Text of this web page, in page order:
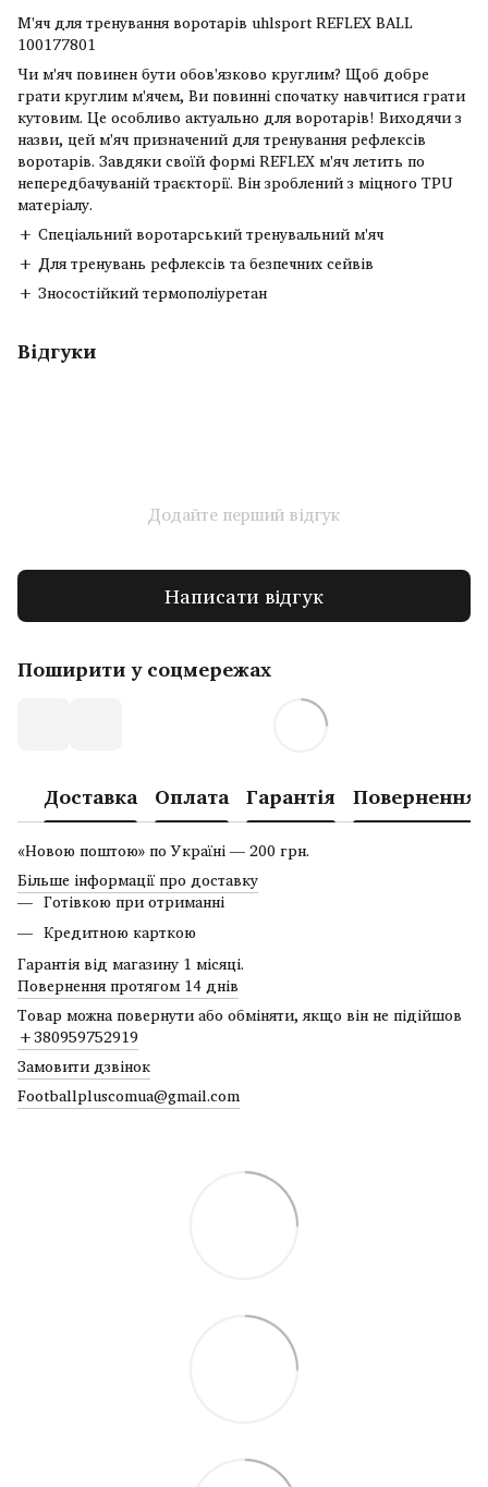
М'яч для тренування воротарів uhlsport REFLEX BALL
100177801
Чи м'яч повинен бути обов'язково круглим? Щоб добре
грати круглим м'ячем, Ви повинні спочатку навчитися грати
кутовим. Це особливо актуально для воротарів! Виходячи з
назви, цей м'яч призначений для тренування рефлексів
воротарів. Завдяки своїй формі REFLEX м'яч летить по
непередбачуваній траєкторії. Він зроблений з міцного TPU
матеріалу.
+ Спеціальний воротарський тренувальний м'яч
+ Для тренувань рефлексів та безпечних сейвів
+ Зносостійкий термополіуретан
Відгуки
Додайте перший відгук
Написати відгук
Поширити у соцмережах
Доставка Оплата Гарантія Повернення
«Новою поштою» по Україні — 200 грн.
Більше інформації про доставку
Готівкою при отриманні
Кредитною карткою
Гарантія від магазину 1 місяці.
Повернення протягом 14 днів
Товар можна повернути або обміняти, якщо він не підійшов
+380959752919
Замовити дзвінок
Footballpluscomua@gmail.com